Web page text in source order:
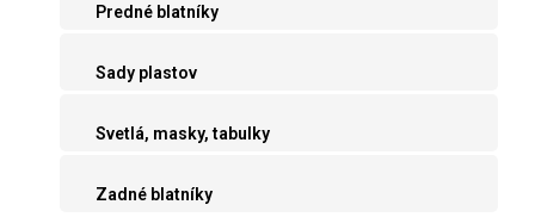
Predné blatníky
Sady plastov
Svetlá, masky, tabulky
Zadné blatníky